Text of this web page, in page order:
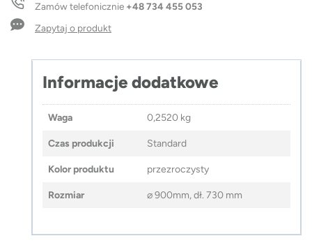
Zamów telefonicznie +48 734 455 053
Zapytaj o produkt
Informacje dodatkowe
Waga 0,2520 kg
Czas produkcji Standard
Kolor produktu przezroczysty
Rozmiar ⌀ 900mm, dł. 730 mm